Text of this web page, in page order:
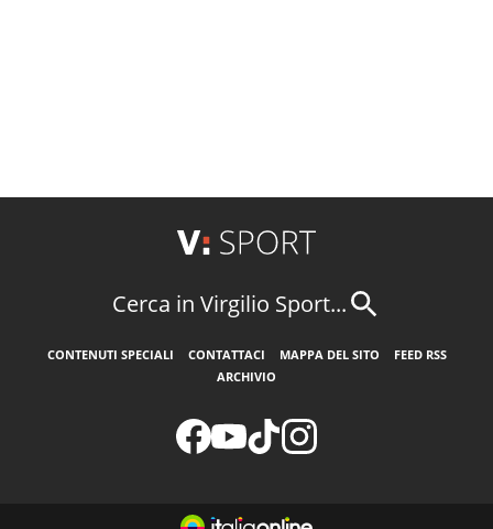
Cerca in Virgilio Sport...
CONTENUTI SPECIALI CONTATTACI MAPPA DEL SITO
FEED RSS
ARCHIVIO